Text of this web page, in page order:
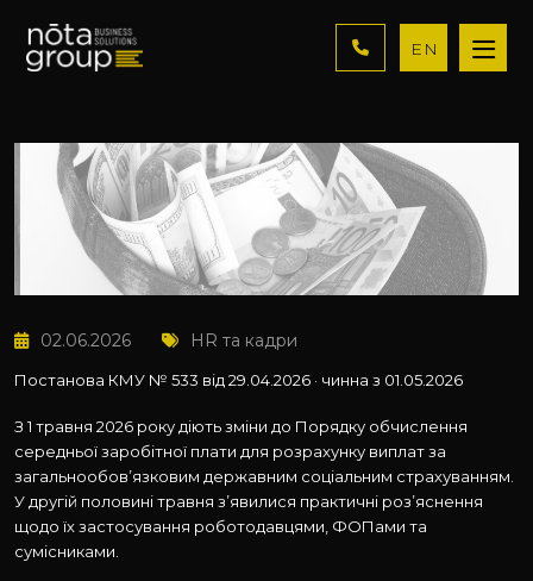
EN
02.06.2026 HR та кадри
Постанова КМУ № 533 від 29.04.2026 · чинна з 01.05.2026
З 1 травня 2026 року діють зміни до Порядку обчислення
середньої заробітної плати для розрахунку виплат за
загальнообов’язковим державним соціальним страхуванням.
У другій половині травня з’явилися практичні роз’яснення
щодо їх застосування роботодавцями, ФОПами та
сумісниками.